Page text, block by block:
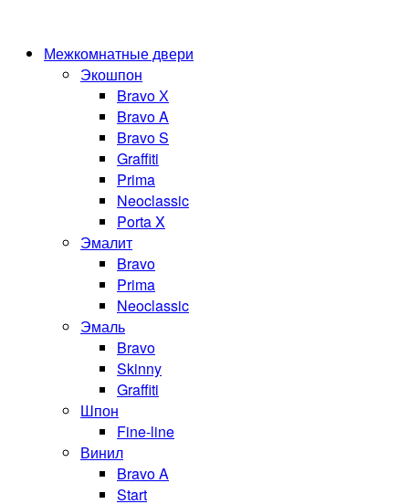
Межкомнатные двери
Экошпон
Bravo Х
Bravo A
Bravo S
Graffiti
Prima
Neoclassic
Porta X
Эмалит
Bravo
Prima
Neoclassic
Эмаль
Bravo
Skinny
Graffiti
Шпон
Fine-line
Винил
Bravo A
Start